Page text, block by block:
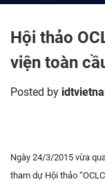
Hội thảo
viện toàn
Posted by
Ngày 24/3/2015 vừa
tham dự Hội thảo